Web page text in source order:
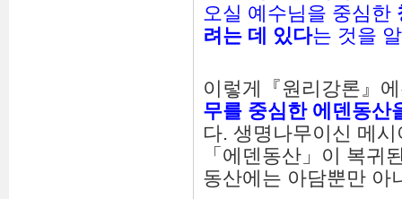
오실 예수님을 중심한
려는 데 있다는 것을
이렇게『원리강론』
무를 중심한 에덴동산
다. 생명나무이신 메
「에덴동산」이 복귀
동산에는 아담뿐만 아